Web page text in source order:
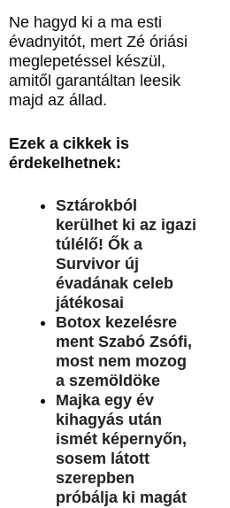
Ne hagyd ki a ma esti
évadnyitót, mert Zé óriási
meglepetéssel készül,
amitől garantáltan leesik
majd az állad.
Ezek a cikkek is
érdekelhetnek:
Sztárokból
kerülhet ki az igazi
túlélő! Ők a
Survivor új
évadának celeb
játékosai
Botox kezelésre
ment Szabó Zsófi,
most nem mozog
a szemöldöke
Majka egy év
kihagyás után
ismét képernyőn,
sosem látott
szerepben
próbálja ki magát